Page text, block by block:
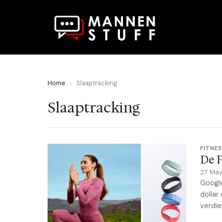
Home › Slaaptracking
Slaaptracking
De
27
dollar